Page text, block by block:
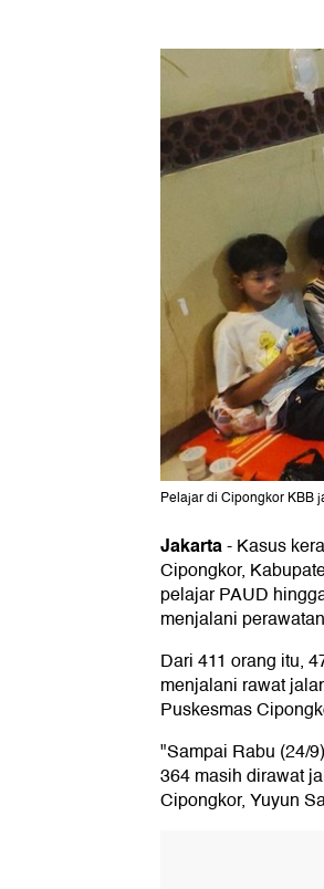
Pelajar di Cipongkor KBB
Jakarta-Kasus
Cipongkor,
pelajar PAUD
menjalani
Dari 411 orang itu,
menjalani rawat
Puskesmas
"Sampai Rabu (24/
364 masih dirawat
Cipongkor, Yuyun